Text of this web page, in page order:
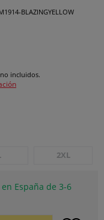
BLAZINGYELLOW
no incluidos.
2XL
España de 3-6